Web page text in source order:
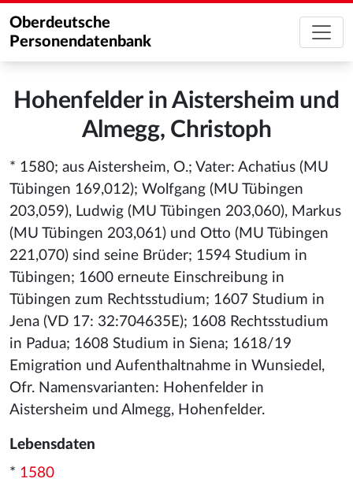
Oberdeutsche
Personendatenbank
Hohenfelder in Aistersheim und
Almegg, Christoph
* 1580; aus Aistersheim, O.; Vater: Achatius (MU
Tübingen 169,012); Wolfgang (MU Tübingen
203,059), Ludwig (MU Tübingen 203,060), Markus
(MU Tübingen 203,061) und Otto (MU Tübingen
221,070) sind seine Brüder; 1594 Studium in
Tübingen; 1600 erneute Einschreibung in
Tübingen zum Rechtsstudium; 1607 Studium in
Jena (VD 17: 32:704635E); 1608 Rechtsstudium
in Padua; 1608 Studium in Siena; 1618/19
Emigration und Aufenthaltnahme in Wunsiedel,
Ofr. Namensvarianten: Hohenfelder in
Aistersheim und Almegg, Hohenfelder.
Lebensdaten
* 1580